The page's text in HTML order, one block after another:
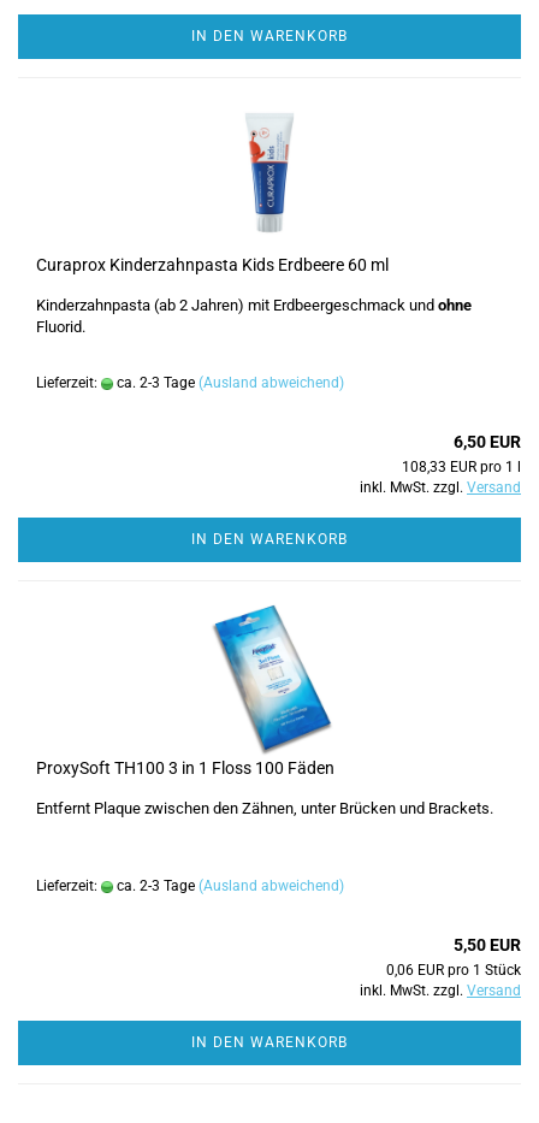
IN DEN WARENKORB
Curaprox Kinderzahnpasta Kids Erdbeere 60 ml
Kinderzahnpasta (ab 2 Jahren) mit Erdbeergeschmack und ohne
Fluorid.
Lieferzeit: ca. 2-3 Tage (Ausland abweichend)
6,50 EUR
108,33 EUR pro 1 l
inkl. MwSt. zzgl. Versand
IN DEN WARENKORB
ProxySoft TH100 3 in 1 Floss 100 Fäden
Entfernt Plaque zwischen den Zähnen, unter Brücken und Brackets.
Lieferzeit: ca. 2-3 Tage (Ausland abweichend)
5,50 EUR
0,06 EUR pro 1 Stück
inkl. MwSt. zzgl. Versand
IN DEN WARENKORB